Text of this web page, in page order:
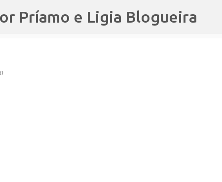
Pular para o conteúdo principal
Príamo e Ligia Blogueira